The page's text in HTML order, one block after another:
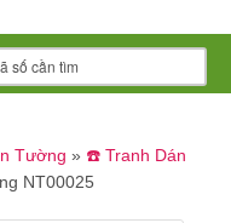
Tường » ☎️ Tranh Dán
NT00025